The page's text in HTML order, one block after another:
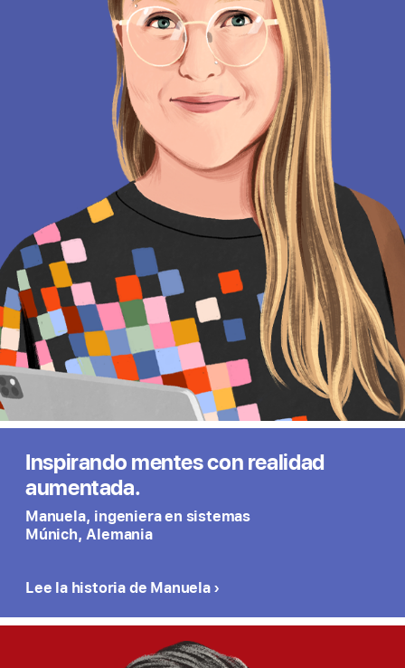
Inspirando mentes con realidad
aumentada.
Manuela, ingeniera en sistemas
Múnich, Alemania
Lee la historia de Manuela